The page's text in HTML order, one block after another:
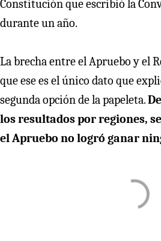
Constitución que escribió la
durante un año.
La brecha entre el Apruebo y el
que ese es el único dato que
segunda opción de la papeleta.
los resultados por regiones,
el Apruebo no logró ganar